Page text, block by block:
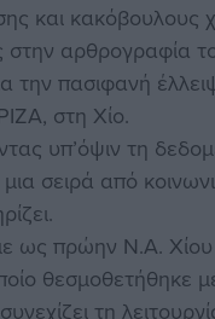
και κακόβουλους
αρθρογραφία
την πασιφανή
στη Χίο.
υπ’όψιν τη
σειρά από
πρώην Ν.Α. Χίου
τη